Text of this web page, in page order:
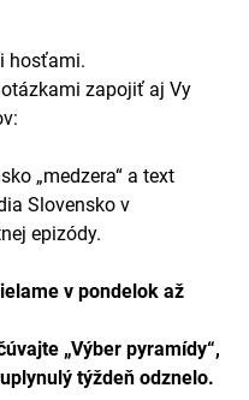
hosťami.
zapojiť aj Vy
„medzera“ a text
Slovensko v
epizódy.
v pondelok až
„Výber pyramídy“,
týždeň odznelo.